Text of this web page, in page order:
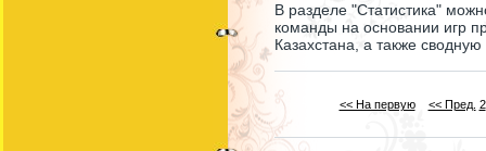
В разделе "Статистика"
команды на основании игр
Казахстана, а также
<< На первую << Пред. 2